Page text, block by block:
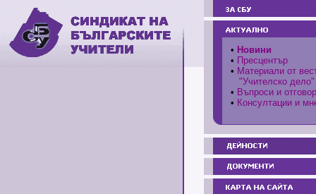
• Новини
• Пресцентър
• Материали от
"Учителско дело"
• Въпроси и
• Консултации и